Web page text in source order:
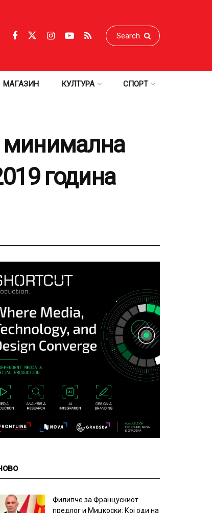
МАГАЗИН КУЛТУРА СПОРТ
минимална
година
Филипче за Францускиот
предлог и Мицкоски: Кој оди на